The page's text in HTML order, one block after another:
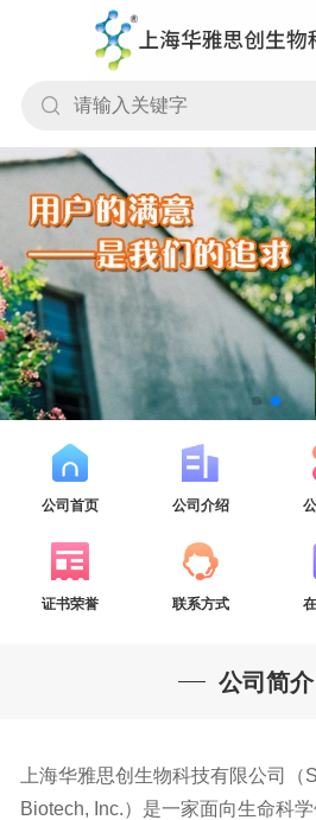
公司首页 公司介绍
证书荣誉 联系方式
公司简介
上海华雅思创生物科技有限公司
Biotech, Inc.）是一家面向生命科